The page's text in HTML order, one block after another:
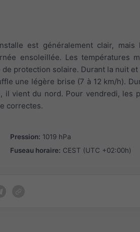
est généralement clair, mais
ensoleillée. Les températures
protection solaire. Durant la nuit
une légère brise (7 à 12 km/h).
vient du nord. Pour vendredi, les
correctes.
Pression: 1019 hPa
Fuseau horaire: CEST (UTC +02:00h)